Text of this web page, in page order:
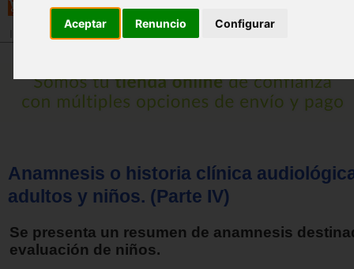
Aceptar Renuncio Configurar
Revista
Anamnesis o historia clínica
adultos y niños. (Parte IV)
Se presenta un resumen de anamnesis
evaluación de niños.